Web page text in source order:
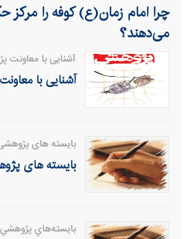
چرا امام زمان(ع) کوفه را مرکز
می‌دهند؟
آشنایی با معاونت
آشنایی با
بایسته های
بایسته های
بايسته‌هاي